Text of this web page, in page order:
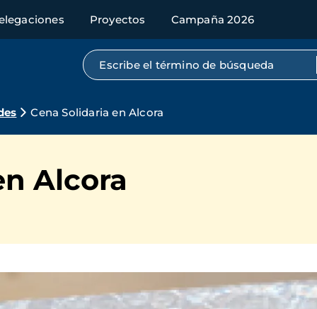
Proyectos Campaña 2026
Búsqueda por texto completo
Cena Solidaria en Alcora
Alcora